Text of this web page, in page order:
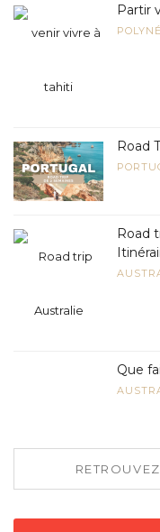
Partir
Road
Road
Que